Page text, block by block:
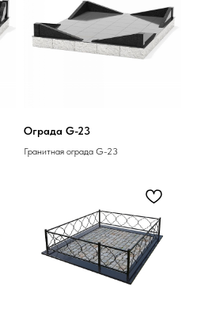
Ограда G-23
Гранитная ограда G-23